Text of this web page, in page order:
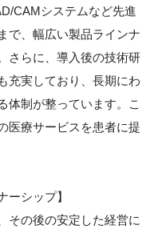
CAMシステムなど先進
で、幅広い製品ラインナ
さらに、導入後の技術研
充実しており、長期にわ
体制が整っています。こ
医療サービスを患者に提
ーシップ】
その後の安定した経営に